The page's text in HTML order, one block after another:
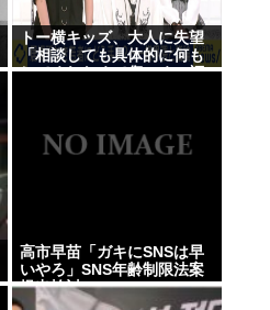
トー横キッズ、大人に失望
「相談しても具体的に何も
してくれなくて傷つく。福
高市早苗「ガキにSNSは早
いやろ」SNS年齢制限法案
提出検討